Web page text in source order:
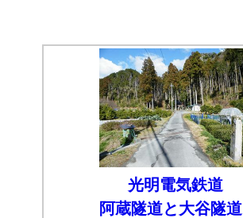
光明電気鉄道
阿蔵隧道と大谷隧道